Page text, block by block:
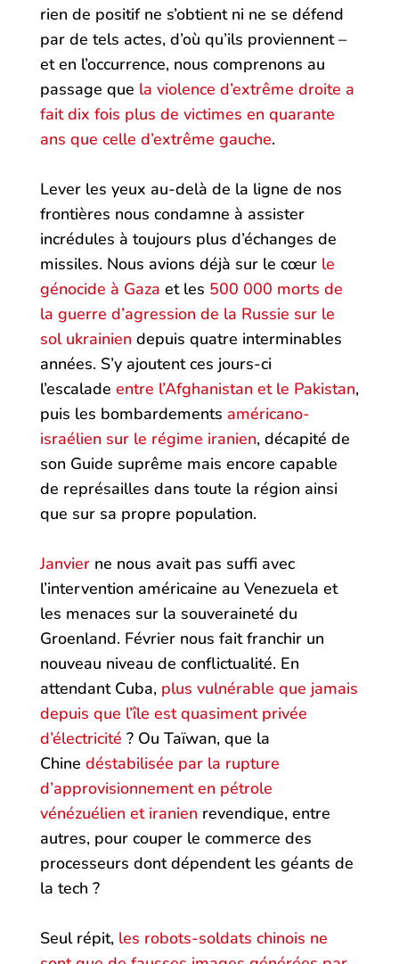
rien de positif ne s’obtient ni ne se défend
par de tels actes, d’où qu’ils proviennent –
et en l’occurrence, nous comprenons au
passage que la violence d’extrême droite a
fait dix fois plus de victimes en quarante
ans que celle d’extrême gauche.
Lever les yeux au-delà de la ligne de nos
frontières nous condamne à assister
incrédules à toujours plus d’échanges de
missiles. Nous avions déjà sur le cœur le
génocide à Gaza et les 500 000 morts de
la guerre d’agression de la Russie sur le
sol ukrainien depuis quatre interminables
années. S’y ajoutent ces jours-ci
l’escalade entre l’Afghanistan et le Pakistan,
puis les bombardements américano-
israélien sur le régime iranien, décapité de
son Guide suprême mais encore capable
de représailles dans toute la région ainsi
que sur sa propre population.
Janvierne nous avait pas suffi avec
l’intervention américaine au Venezuela et
les menaces sur la souveraineté du
Groenland. Février nous fait franchir un
nouveau niveau de conflictualité. En
attendant Cuba, plus vulnérable que jamais
depuis que l’île est quasiment privée
d’électricité ? Ou Taïwan, que la
Chine déstabilisée par la rupture
d’approvisionnement en pétrole
vénézuélien et iranien revendique, entre
autres, pour couper le commerce des
processeurs dont dépendent les géants de
la tech ?
Seul répit, les robots-soldats chinois ne